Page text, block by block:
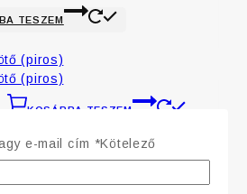
TESZEM
KOSÁRBA TESZEM
(piros)
e-mail cím *Kötelező